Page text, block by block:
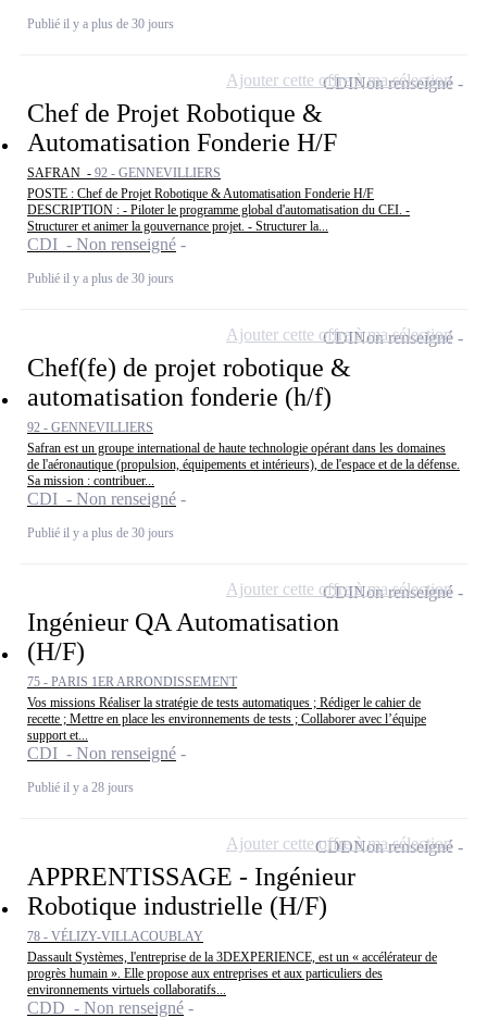
Publié il y a plus de 30 jours
Chef de Projet Robotique &
Automatisation Fonderie H/F
SAFRAN - 92 - GENNEVILLIERS
POSTE : Chef de Projet Robotique & Automatisation Fonderie H/F
DESCRIPTION : - Piloter le programme global d'automatisation du CEI. -
Structurer et animer la gouvernance projet. - Structurer la...
CDI - Non renseigné
Publié il y a plus de 30 jours
CDINon renseigné
Ajouter cette offre à ma sélection
Chef(fe) de projet robotique &
automatisation fonderie (h/f)
92 - GENNEVILLIERS
Safran est un groupe international de haute technologie opérant dans les domaines
de l'aéronautique (propulsion, équipements et intérieurs), de l'espace et de la défense.
Sa mission : contribuer...
CDI - Non renseigné
Publié il y a plus de 30 jours
CDINon renseigné
Ajouter cette offre à ma sélection
Ingénieur QA Automatisation
(H/F)
75 - PARIS 1ER ARRONDISSEMENT
Vos missions Réaliser la stratégie de tests automatiques ; Rédiger le cahier de
recette ; Mettre en place les environnements de tests ; Collaborer avec l’équipe
support et...
CDI - Non renseigné
Publié il y a 28 jours
CDINon renseigné
Ajouter cette offre à ma sélection
APPRENTISSAGE - Ingénieur
Robotique industrielle (H/F)
78 - VÉLIZY-VILLACOUBLAY
Dassault Systèmes, l'entreprise de la 3DEXPERIENCE, est un « accélérateur de
progrès humain ». Elle propose aux entreprises et aux particuliers des
environnements virtuels collaboratifs...
CDD - Non renseigné
CDDNon renseigné
Ajouter cette offre à ma sélection